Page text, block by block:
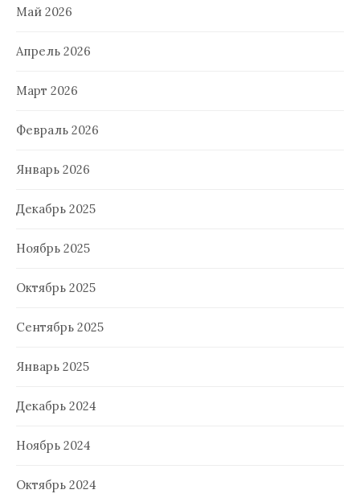
Май 2026
Апрель 2026
Март 2026
Февраль 2026
Январь 2026
Декабрь 2025
Ноябрь 2025
Октябрь 2025
Сентябрь 2025
Январь 2025
Декабрь 2024
Ноябрь 2024
Октябрь 2024